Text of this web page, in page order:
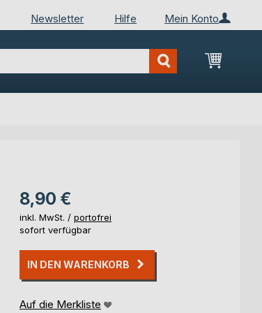
Mein Konto
Newsletter Hilfe
Mein
8,90 €
inkl. MwSt. / portofrei
sofort verfügbar
IN DEN WARENKORB
Auf die Merkliste